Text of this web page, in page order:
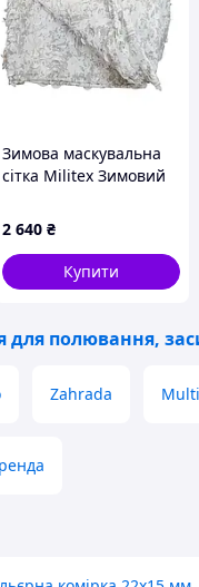
забезпечують
залишається
Зимова маскувальна
сітка Militex Зимовий
(площа 48 кв.м.)
2 640 ₴
Купити
для полювання,
Zahrada